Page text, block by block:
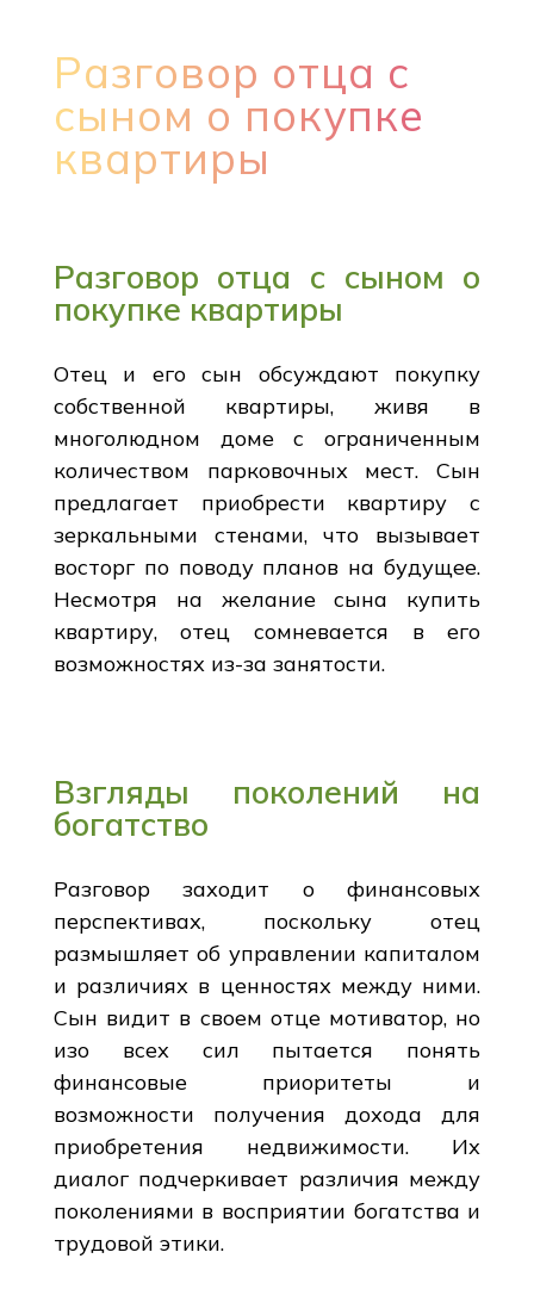
Разговор отца с
сыном о покупке
квартиры
Разговор отца с сыном о
покупке квартиры
Отец и его сын обсуждают покупку
собственной квартиры, живя в
многолюдном доме с ограниченным
количеством парковочных мест. Сын
предлагает приобрести квартиру с
зеркальными стенами, что вызывает
восторг по поводу планов на будущее.
Несмотря на желание сына купить
квартиру, отец сомневается в его
возможностях из-за занятости.
Взгляды поколений на
богатство
Разговор заходит о финансовых
перспективах, поскольку отец
размышляет об управлении капиталом
и различиях в ценностях между ними.
Сын видит в своем отце мотиватор, но
изо всех сил пытается понять
финансовые приоритеты и
возможности получения дохода для
приобретения недвижимости. Их
диалог подчеркивает различия между
поколениями в восприятии богатства и
трудовой этики.